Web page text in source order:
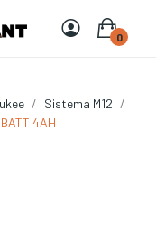
0
Sistema M12
4AH